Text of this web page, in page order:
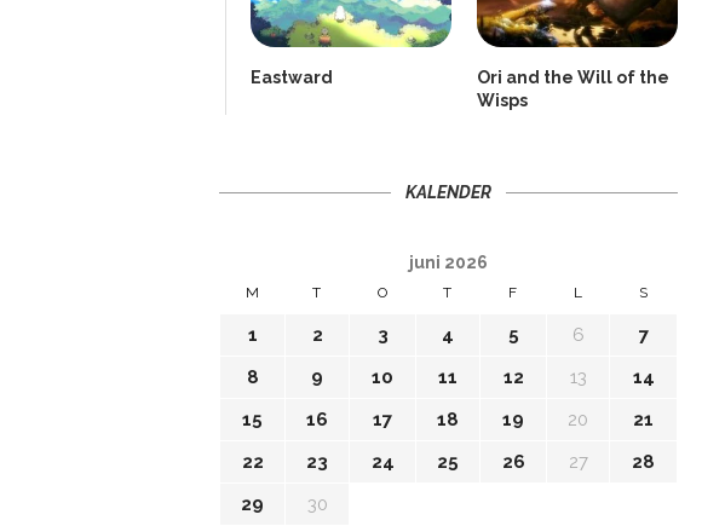
Eastward
Ori and the Will of the
Wisps
KALENDER
juni 2026
M T O T F L S
1 2 3 4 5 6
7
8
9 10 11 12 13
14
15
16 17 18 19 20
21
22
23 24 25 26 27
28
29
30